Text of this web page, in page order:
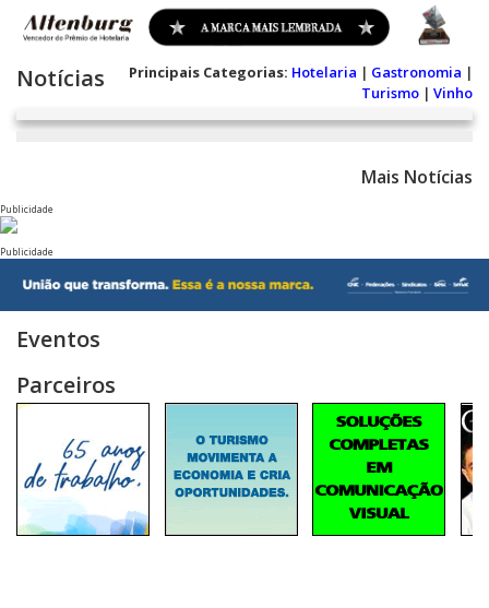
Notícias Principais Categorias: Hotelaria | Gastronomia |
Turismo | Vinho
Mais Notícias
Publicidade
Publicidade
Eventos
Parceiros